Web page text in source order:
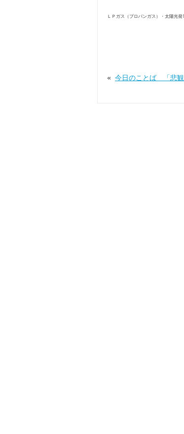
ＬＰガス（プロパンガス）・太陽光
« 今日のことば 「悲